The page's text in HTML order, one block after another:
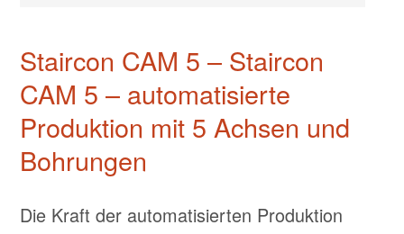
Staircon CAM 5 – Staircon
CAM 5 – automatisierte
Produktion mit 5 Achsen und
Bohrungen
Die Kraft der automatisierten Produktion